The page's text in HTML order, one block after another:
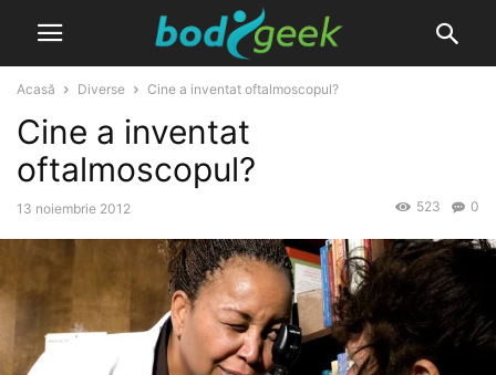
Acasă Diverse Cine a inventat oftalmoscopul?
Cine a inventat
oftalmoscopul?
13 noiembrie 2012 0
523